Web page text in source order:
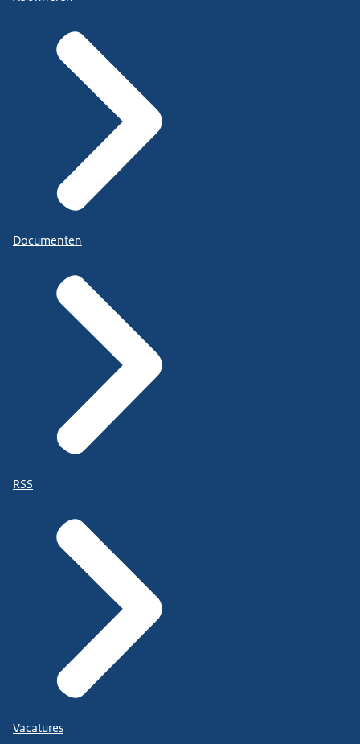
Documenten
RSS
Vacatures